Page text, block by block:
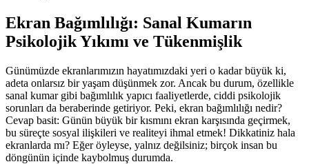
Ekran Bağımlılığı: Sanal Kumarın
Psikolojik Yıkımı ve Tükenmişlik
Günümüzde ekranlarımızın hayatımızdaki yeri o kadar büyük ki,
adeta onlarsız bir yaşam düşünmek zor. Ancak bu durum, özellikle
sanal kumar gibi bağımlılık yapıcı faaliyetlerde, ciddi psikolojik
sorunları da beraberinde getiriyor. Peki, ekran bağımlılığı nedir?
Cevap basit: Günün büyük bir kısmını ekran karşısında geçirmek,
bu süreçte sosyal ilişkileri ve realiteyi ihmal etmek! Dikkatiniz hala
ekranlarda mı? Eğer öyleyse, yalnız değilsiniz; birçok insan bu
döngünün içinde kaybolmuş durumda.